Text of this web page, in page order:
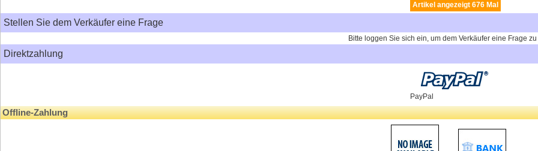
Artikel angezeigt 676 Mal
Stellen Sie dem Verkäufer eine Frage
Bitte loggen Sie sich ein, um dem Verkäufer eine Frage
Direktzahlung
PayPal
Offline-Zahlung